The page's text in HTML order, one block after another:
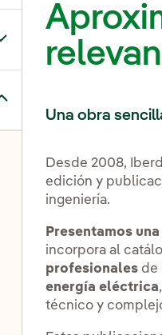
el submenú para
Una obra
Desde 2008,
edición y
ingeniería.
Presentamos
incorpora al
profesionales de
energía eléctrica
técnico y